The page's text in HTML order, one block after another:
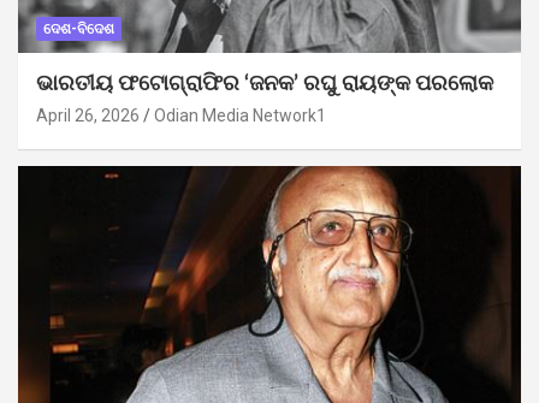
ଦେଶ-ବିଦେଶ
ଭାରତୀୟ ଫଟୋଗ୍ରାଫିର ‘ଜନକ’ ରଘୁ ରାୟଙ୍କ ପରଲୋକ
April 26, 2026 Odian Media Network1